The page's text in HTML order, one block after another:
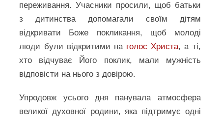
переживання. Учасники просили, щоб батьки
з дитинства допомагали своїм дітям
відкривати Боже покликання, щоб молоді
люди були відкритими на голос Христа, а ті,
хто відчуває Його поклик, мали мужність
відповісти на нього з довірою.
Упродовж усього дня панувала атмосфера
великої духовної родини, яка підтримує одні